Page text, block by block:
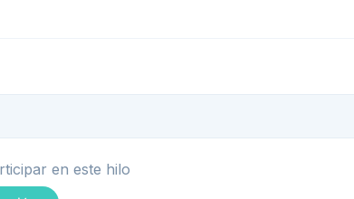
en este hilo